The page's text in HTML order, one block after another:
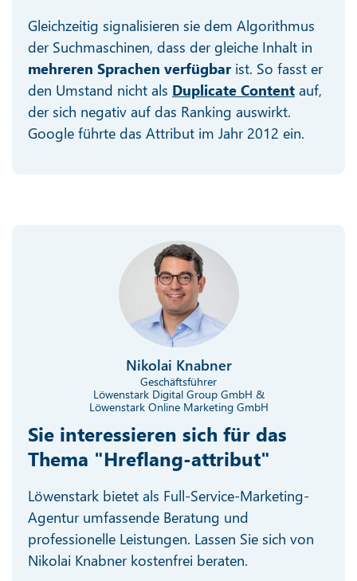
Gleichzeitig signalisieren sie dem Algorithmus
der Suchmaschinen, dass der gleiche Inhalt in
mehreren Sprachen verfügbar ist. So fasst er
den Umstand nicht als Duplicate Content auf,
der sich negativ auf das Ranking auswirkt.
Google führte das Attribut im Jahr 2012 ein.
Nikolai Knabner
Geschäftsführer
Löwenstark Digital Group GmbH &
Löwenstark Online Marketing GmbH
Sie interessieren sich für das
Thema "Hreflang-attribut"
Löwenstark bietet als Full-Service-Marketing-
Agentur umfassende Beratung und
professionelle Leistungen. Lassen Sie sich von
Nikolai Knabner kostenfrei beraten.